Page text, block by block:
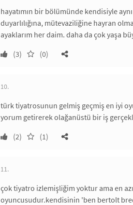
hayatımın bir bölümünde kendisiyle
duyarlılığına, mütevaziliğine hayran
ayaklarım her daim. daha da çok yaşa
(3)
(0)
10.
türk tiyatrosunun gelmiş geçmiş en iyi
yorum getirerek olağanüstü bir iş
(2)
(1)
11.
çok tiyatro izlemişliğim yoktur ama en
oyuncusudur.kendisinin 'ben bertolt